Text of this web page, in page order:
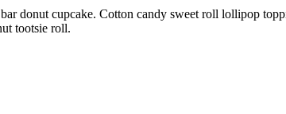
donut cupcake. Cotton candy sweet roll lollipop
tootsie roll.